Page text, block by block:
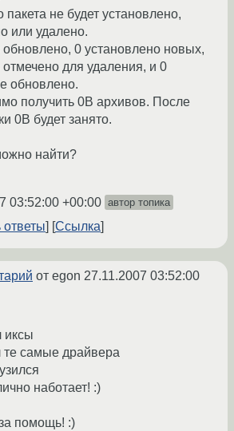
пакета не будет установлено,
или удалено.
обновлено, 0 установлено новых,
отмечено для удаления, и 0
обновлено.
получить 0B архивов. После
0B будет занято.
найти?
03:52:00 +00:00 автор топика
ответы Ссылка
от egon 27.11.2007 03:52:00
иксы
те самые драйвера
наботает! :)
помощь! :)